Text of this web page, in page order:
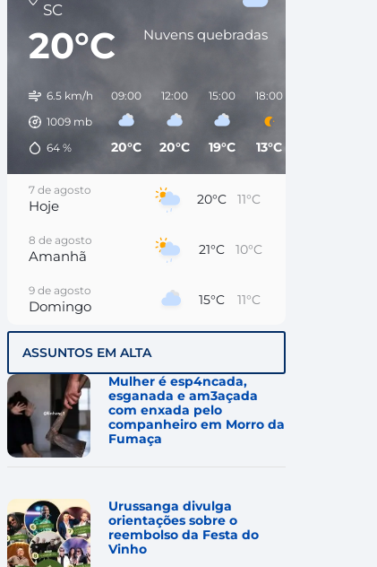
SC
20°C Nuvens quebradas
6.5 km/h
1009 mb
64 %
09:00
20°C
12:00
20°C
15:00
19°C
18:00
13°C
7 de agosto
Hoje 20°C 11°C
8 de agosto
Amanhã 21°C 10°C
9 de agosto
Domingo 15°C 11°C
Segunda-Feira
11 de agosto
Terça-Feira 15°C 6°C
12 de agosto
Quarta-Feira
Quinta-Feira 19°C
ASSUNTOS EM ALTA
Mulher é esp4ncada,
esganada e am3açada
com enxada pelo
companheiro em Morro da
Fumaça
Urussanga divulga
orientações sobre o
reembolso da Festa do
Vinho